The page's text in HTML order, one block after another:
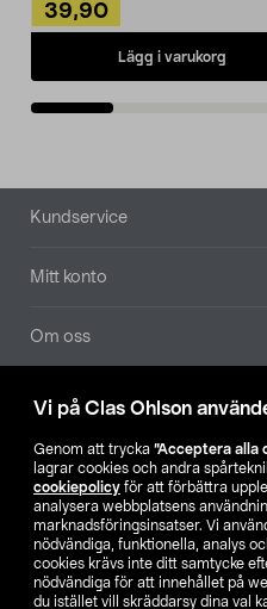
Vi på Clas Ohlson
Genom att trycka ”Acceptera alla
lagrar cookies och andra
cookiepolicy för att förbättra
analysera webbplatsens
marknadsföringsinsatser. Vi
nödvändiga, funktionella, analys
cookies krävs inte ditt samtycke
nödvändiga för att innehållet på
du istället vill skräddarsy dina val
39,90
Lägg i varukorg
Sidfot
Kundservice
Mitt konto
Om oss
Aktuellt
Våra bolag
SE